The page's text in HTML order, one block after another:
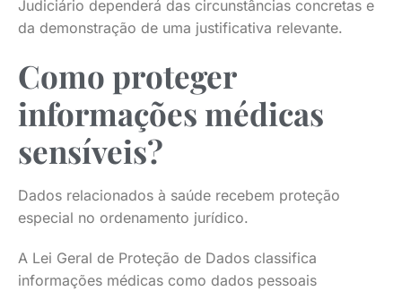
Judiciário dependerá das circunstâncias concretas e
da demonstração de uma justificativa relevante.
Como proteger
informações médicas
sensíveis?
Dados relacionados à saúde recebem proteção
especial no ordenamento jurídico.
A Lei Geral de Proteção de Dados classifica
informações médicas como dados pessoais